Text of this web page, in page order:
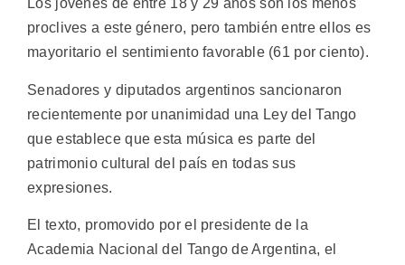
Los jóvenes de entre 18 y 29 años son los menos
proclives a este género, pero también entre ellos es
mayoritario el sentimiento favorable (61 por ciento).
Senadores y diputados argentinos sancionaron
recientemente por unanimidad una Ley del Tango
que establece que esta música es parte del
patrimonio cultural del país en todas sus
expresiones.
El texto, promovido por el presidente de la
Academia Nacional del Tango de Argentina, el